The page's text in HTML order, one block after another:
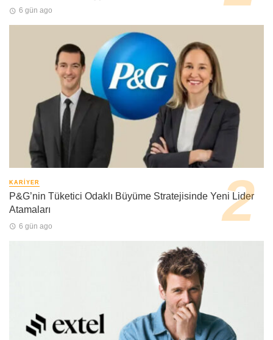
6 gün ago
KARIYER
P&G’nin Tüketici Odaklı Büyüme Stratejisinde Yeni Lider
Atamaları
6 gün ago